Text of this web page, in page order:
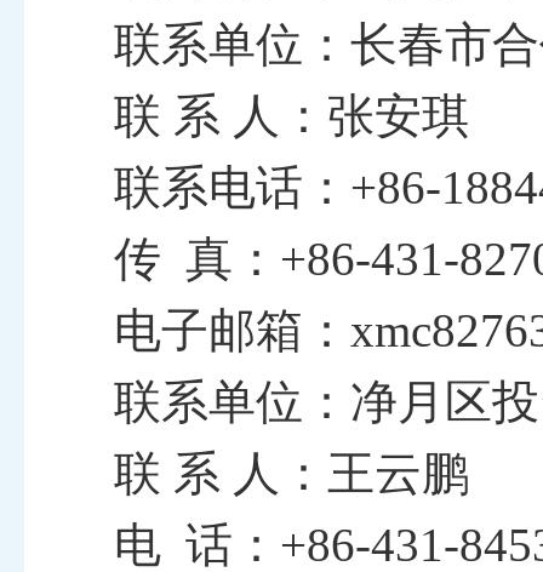
联系单位：长春市
联 系 人：张安琪
联系电话： +86-
传 真： +86-431-
电子邮箱：
联系单位：净月区
联 系 人：王云鹏
电 话： +86-431-